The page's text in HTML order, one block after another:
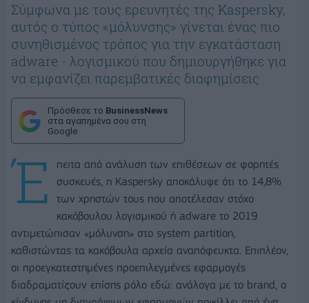
Σύμφωνα με τους ερευνητές της Kaspersky,
αυτός ο τύπος «μόλυνσης» γίνεται ένας πιο
συνηθισμένος τρόπος για την εγκατάσταση
adware - λογισμικού που δημιουργήθηκε για
να εμφανίζει παρεμβατικές διαφημίσεις
Πρόσθεσε το BusinessNews
στα αγαπημένα σου στη
Google
Έ
πειτα από ανάλυση των επιθέσεων σε φορητές
συσκευές, η Kaspersky αποκάλυψε ότι το 14,8%
των χρηστών τους που αποτέλεσαν στόχο
κακόβουλου λογισμικού ή adware το 2019
αντιμετώπισαν «μόλυνση» στο system partition,
καθιστώντας τα κακόβουλα αρχεία αναπόφευκτα. Επιπλέον,
οι προεγκατεστημένες προεπιλεγμένες εφαρμογές
διαδραματίζουν επίσης ρόλο εδώ: ανάλογα με το brand, ο